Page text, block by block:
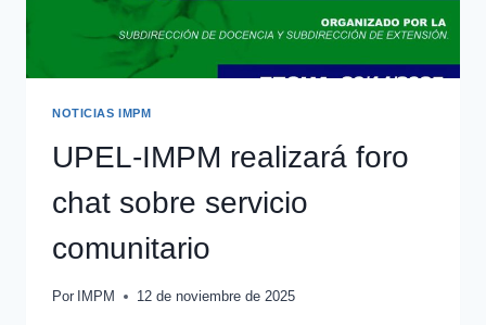
NOTICIAS IMPM
UPEL-IMPM realizará foro
chat sobre servicio
comunitario
Por IMPM 12 de noviembre de 2025